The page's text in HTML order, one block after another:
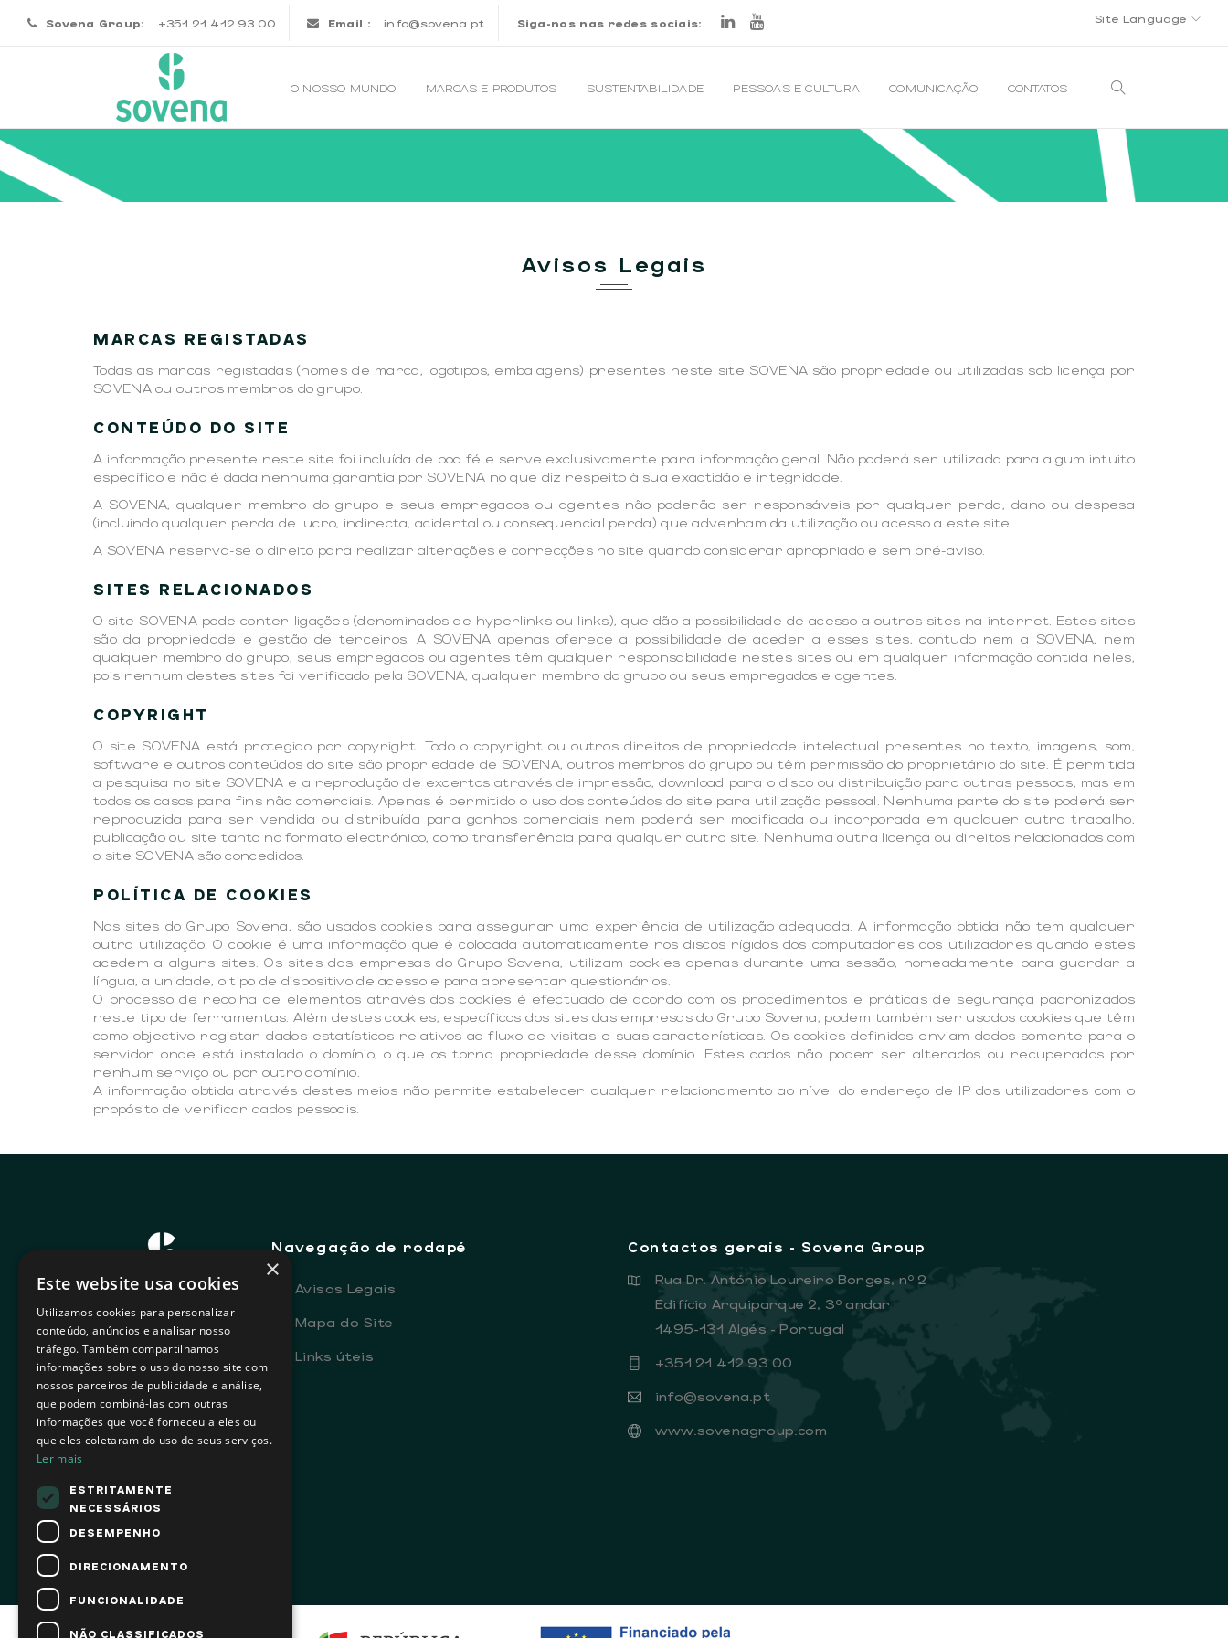
Sovena Group: +351 21 412 93 00 Email : info@sovena.pt Siga-nos nas redes sociais: Site Language
O NOSSO MUNDO MARCAS E PRODUTOS SUSTENTABILIDADE PESSOAS E CULTURA COMUNICAÇÃO CONTATOS
Avisos Legais
MARCAS REGISTADAS
Todas as marcas registadas (nomes de marca, logotipos, embalagens) presentes neste site SOVENA são propriedade ou utilizadas sob licença por
SOVENA ou outros membros do grupo.
CONTEÚDO DO SITE
A informação presente neste site foi incluída de boa fé e serve exclusivamente para informação geral. Não poderá ser utilizada para algum intuito
específico e não é dada nenhuma garantia por SOVENA no que diz respeito à sua exactidão e integridade.
A SOVENA, qualquer membro do grupo e seus empregados ou agentes não poderão ser responsáveis por qualquer perda, dano ou despesa
(incluindo qualquer perda de lucro, indirecta, acidental ou consequencial perda) que advenham da utilização ou acesso a este site.
A SOVENA reserva-se o direito para realizar alterações e correcções no site quando considerar apropriado e sem pré-aviso.
SITES RELACIONADOS
O site SOVENA pode conter ligações (denominados de hyperlinks ou links), que dão a possibilidade de acesso a outros sites na internet. Estes sites
são da propriedade e gestão de terceiros. A SOVENA apenas oferece a possibilidade de aceder a esses sites, contudo nem a SOVENA, nem
qualquer membro do grupo, seus empregados ou agentes têm qualquer responsabilidade nestes sites ou em qualquer informação contida neles,
pois nenhum destes sites foi verificado pela SOVENA, qualquer membro do grupo ou seus empregados e agentes.
COPYRIGHT
O site SOVENA está protegido por copyright. Todo o copyright ou outros direitos de propriedade intelectual presentes no texto, imagens, som,
software e outros conteúdos do site são propriedade de SOVENA, outros membros do grupo ou têm permissão do proprietário do site. É permitida
a pesquisa no site SOVENA e a reprodução de excertos através de impressão, download para o disco ou distribuição para outras pessoas, mas em
todos os casos para fins não comerciais. Apenas é permitido o uso dos conteúdos do site para utilização pessoal. Nenhuma parte do site poderá ser
reproduzida para ser vendida ou distribuída para ganhos comerciais nem poderá ser modificada ou incorporada em qualquer outro trabalho,
publicação ou site tanto no formato electrónico, como transferência para qualquer outro site. Nenhuma outra licença ou direitos relacionados com
o site SOVENA são concedidos.
POLÍTICA DE COOKIES
Nos sites do Grupo Sovena, são usados cookies para assegurar uma experiência de utilização adequada. A informação obtida não tem qualquer
outra utilização. O cookie é uma informação que é colocada automaticamente nos discos rígidos dos computadores dos utilizadores quando estes
acedem a alguns sites. Os sites das empresas do Grupo Sovena, utilizam cookies apenas durante uma sessão, nomeadamente para guardar a
língua, a unidade, o tipo de dispositivo de acesso e para apresentar questionários.
O processo de recolha de elementos através dos cookies é efectuado de acordo com os procedimentos e práticas de segurança padronizados
neste tipo de ferramentas. Além destes cookies, específicos dos sites das empresas do Grupo Sovena, podem também ser usados cookies que têm
como objectivo registar dados estatísticos relativos ao fluxo de visitas e suas características. Os cookies definidos enviam dados somente para o
servidor onde está instalado o domínio, o que os torna propriedade desse domínio. Estes dados não podem ser alterados ou recuperados por
nenhum serviço ou por outro domínio.
A informação obtida através destes meios não permite estabelecer qualquer relacionamento ao nível do endereço de IP dos utilizadores com o
propósito de verificar dados pessoais.
Navegação de rodapé
Avisos Legais
Mapa do Site
Links úteis
Contactos gerais - Sovena Group
Rua Dr. António Loureiro Borges, nº 2
Edifício Arquiparque 2, 3º andar
1495-131 Algés - Portugal
+351 21 412 93 00
info@sovena.pt
www.sovenagroup.com
×
Este website usa cookies
Utilizamos cookies para personalizar
conteúdo, anúncios e analisar nosso
tráfego. Também compartilhamos
informações sobre o uso do nosso site com
nossos parceiros de publicidade e análise,
que podem combiná-las com outras
informações que você forneceu a eles ou
que eles coletaram do uso de seus serviços.
Ler mais
ESTRITAMENTE
NECESSÁRIOS
DESEMPENHO
DIRECIONAMENTO
FUNCIONALIDADE
NÃO CLASSIFICADOS